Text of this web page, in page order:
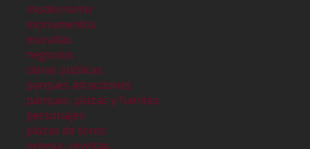
modernismo
monumentos
murallas
negocios
obras públicas
parques atracciones
parques, plazas y fuentes
personajes
plazas de toros
prensa, revistas